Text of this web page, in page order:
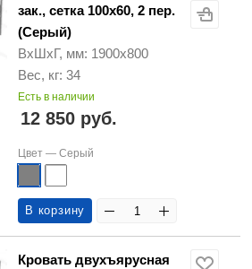
зак., сетка 100х60, 2 пер.
(Серый)
ВхШхГ, мм: 1900х800
Вес, кг: 34
Есть в наличии
12 850 руб.
Цвет — Серый
В корзину
Кровать двухъярусная